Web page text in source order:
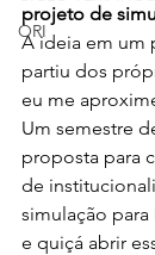
ORI
projeto de
A ideia em um
partiu dos
eu me
Um semestre
proposta para
de
simulação para
e quiçá abrir